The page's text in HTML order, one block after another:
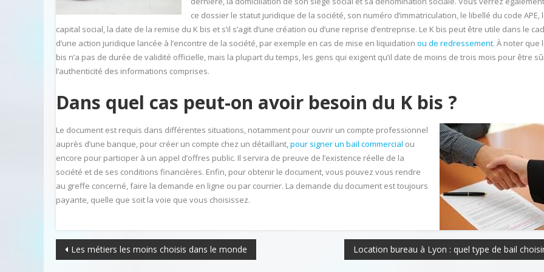
ce dossier le statut juridique de la société, son numéro d’immatriculation, le libellé du code APE,
capital social, la date de la remise du K bis et s’il s’agit d’une création ou d’une reprise d’entreprise. Le K bis peut être utile dans le
d’une action juridique lancée à l’encontre de la société, par exemple en cas de mise en liquidation ou de redressement. À noter que
bis n’a pas de durée de validité officielle, mais la plupart du temps, les gens qui exigent qu’il date de moins de trois mois pour être
l’authenticité des informations comprises.
Dans quel cas peut-on avoir besoin du K bis ?
Le document est requis dans différentes situations, notamment pour ouvrir un compte professionnel
auprès d’une banque, pour créer un compte chez un détaillant,pour signer un bail commercial ou
encore pour participer à un appel d’offres public. Il servira de preuve de l’existence réelle de la
société et de ses conditions financières. Enfin, pour obtenir le document, vous pouvez vous rendre
au greffe concerné, faire la demande en ligne ou par courrier. La demande du document est toujours
payante, quelle que soit la voie que vous choisissez.
Navigation
Les métiers les moins choisis dans le monde Location bureau à Lyon : quel type de bail
Quelles différences entre
espace de coworking et
centre d’affaires ?
Analyseur élémentaire :
l’essentiel à savoir avant
d’investir
Les éléments clés pour
redresser une entreprise
en difficulté